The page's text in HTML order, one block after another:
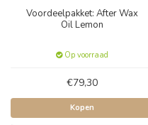
Voordeelpakket: After Wax
Oil Lemon
Op voorraad
€79,30
Kopen